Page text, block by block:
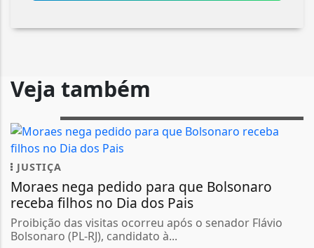
Veja também
JUSTIÇA
Moraes nega pedido para que Bolsonaro
receba filhos no Dia dos Pais
Proibição das visitas ocorreu após o senador Flávio
Bolsonaro (PL-RJ), candidato à...